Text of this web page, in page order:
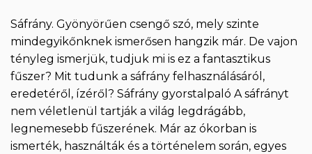
Sáfrány. Gyönyörűen csengő szó, mely szinte
mindegyikőnknek ismerősen hangzik már. De vajon
tényleg ismerjük, tudjuk mi is ez a fantasztikus
fűszer? Mit tudunk a sáfrány felhasználásáról,
eredetéről, ízéről? Sáfrány gyorstalpaló A sáfrányt
nem véletlenül tartják a világ legdrágább,
legnemesebb fűszerének. Már az ókorban is
ismerték, használták és a történelem során, egyes